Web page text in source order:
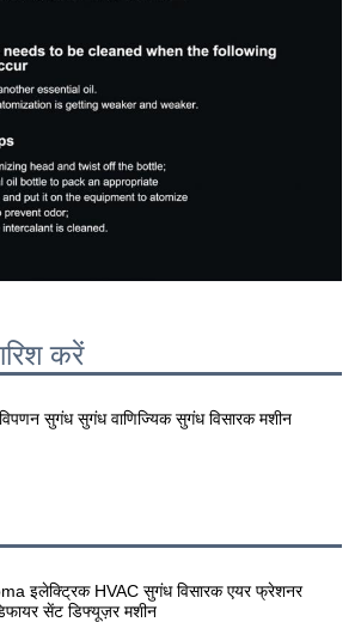
करें
सुगंध सुगंध वाणिज्यिक सुगंध विसारक मशीन
इलेक्ट्रिक HVAC सुगंध विसारक एयर फ्रेशनर
सेंट डिफ्यूज़र मशीन